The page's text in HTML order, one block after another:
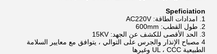
Speficiation
1. امدادات الطاقة: AC220V
2. طول القطب: 600mm
3. الحد الأقصى للكشف عن الجهد: 15KV
4 مصباح الإنذار والجرس على التوالي ، يتوافق مع معايير السلامة
الطبيعية UL ، CCC وغيرها